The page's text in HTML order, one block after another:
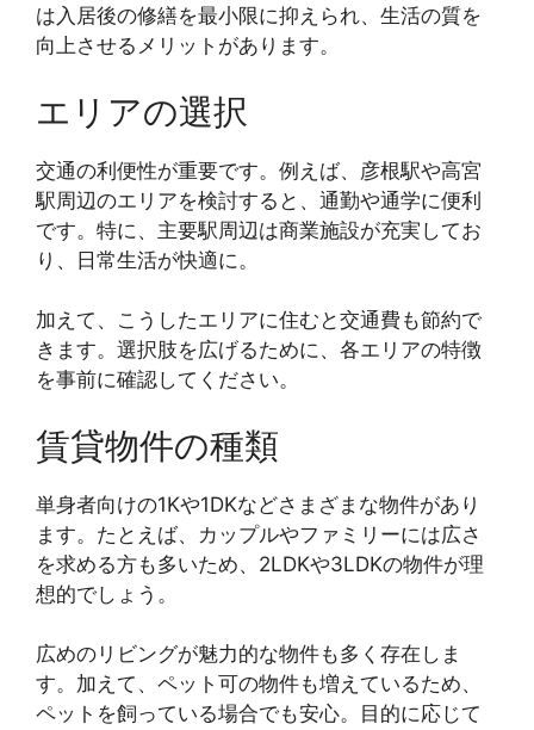
は入居後の修繕を最小限に抑えられ、生活の質を
向上させるメリットがあります。
エリアの選択
交通の利便性が重要です。例えば、彦根駅や高宮
駅周辺のエリアを検討すると、通勤や通学に便利
です。特に、主要駅周辺は商業施設が充実してお
り、日常生活が快適に。
加えて、こうしたエリアに住むと交通費も節約で
きます。選択肢を広げるために、各エリアの特徴
を事前に確認してください。
賃貸物件の種類
単身者向けの1Kや1DKなどさまざまな物件があり
ます。たとえば、カップルやファミリーには広さ
を求める方も多いため、2LDKや3LDKの物件が理
想的でしょう。
広めのリビングが魅力的な物件も多く存在しま
す。加えて、ペット可の物件も増えているため、
ペットを飼っている場合でも安心。目的に応じて